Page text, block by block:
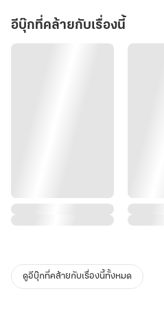
อีบุ๊กที่คล้ายกับเรื่องนี้
ดูอีบุ๊กที่คล้ายกับเรื่องนี้ทั้งหมด